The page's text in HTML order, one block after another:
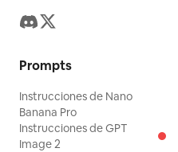
Prompts
Instrucciones de Nano
Banana Pro
Instrucciones de GPT
Image 2